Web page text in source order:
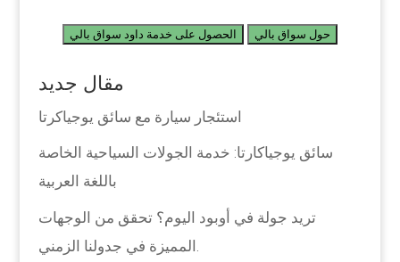
الحصول على خدمة داود سواق بالي حول سواق بالي
مقال جديد
استئجار سيارة مع سائق يوجياكرتا
سائق يوجياكارتا: خدمة الجولات السياحية الخاصة
باللغة العربية
تريد جولة في أوبود اليوم؟ تحقق من الوجهات
المميزة في جدولنا الزمني.